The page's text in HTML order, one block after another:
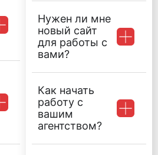
Нужен ли мне
новый сайт
для работы с
вами?
Как начать
работу с
вашим
агентством?